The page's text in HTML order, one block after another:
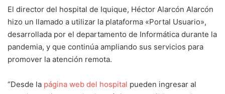
El director del hospital de Iquique, Héctor Alarcón Alarcón
hizo un llamado a utilizar la plataforma «Portal Usuario»,
desarrollada por el departamento de Informática durante la
pandemia, y que continúa ampliando sus servicios para
promover la atención remota.
“Desde la página web del hospital pueden ingresar al